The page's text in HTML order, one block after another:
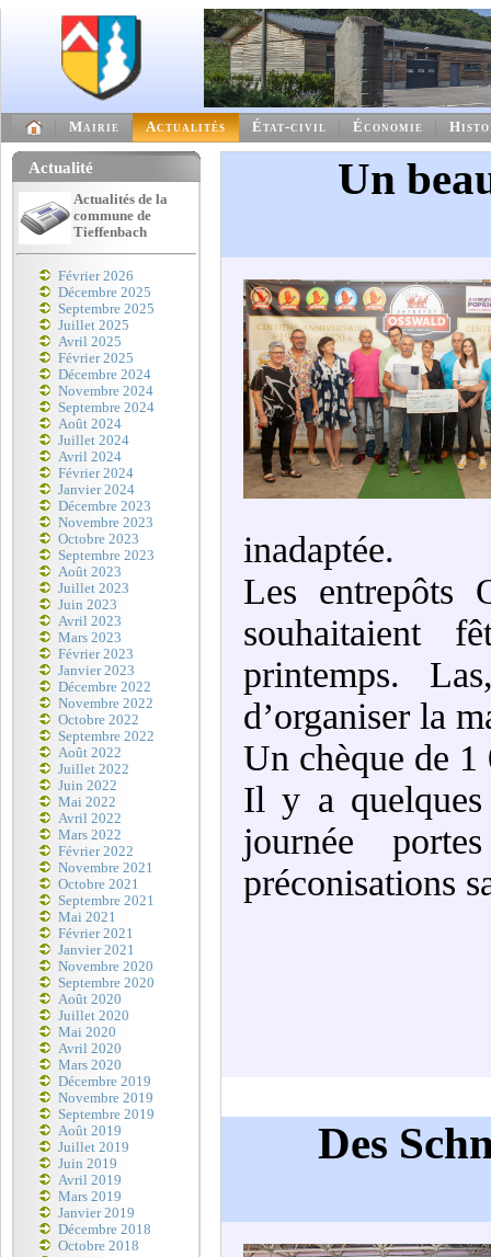
Mairie Actualités État-civil Économie
Actualité
Actualités de la
commune de
Tieffenbach
Février 2026
Décembre 2025
Septembre 2025
Juillet 2025
Avril 2025
Février 2025
Décembre 2024
Novembre 2024
Septembre 2024
Août 2024
Juillet 2024
Avril 2024
Février 2024
Janvier 2024
Décembre 2023
Novembre 2023
Octobre 2023
Septembre 2023
Août 2023
Juillet 2023
Juin 2023
Avril 2023
Mars 2023
Février 2023
Janvier 2023
Décembre 2022
Novembre 2022
Octobre 2022
Septembre 2022
Août 2022
Juillet 2022
Juin 2022
Mai 2022
Avril 2022
Mars 2022
Février 2022
Novembre 2021
Octobre 2021
Septembre 2021
Mai 2021
Février 2021
Janvier 2021
Novembre 2020
Septembre 2020
Août 2020
Juillet 2020
Mai 2020
Avril 2020
Mars 2020
Décembre 2019
Novembre 2019
Septembre 2019
Août 2019
Juillet 2019
Juin 2019
Avril 2019
Mars 2019
Janvier 2019
Décembre 2018
Octobre 2018
Un
inadaptée.
Les entrepôts
souhaitaient
printemps.
d’organiser la
Un chèque de 1
Il y a
journée
préconisations
Des